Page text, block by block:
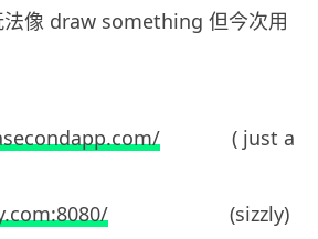
法像 draw something 但今次用
( just a
(sizzly)